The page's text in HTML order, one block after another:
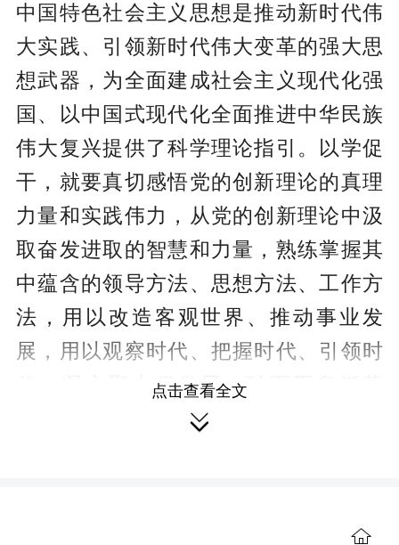
中国特色社会主义思想是推动新时代伟
大实践、引领新时代伟大变革的强大思
想武器，为全面建成社会主义现代化强
国、以中国式现代化全面推进中华民族
伟大复兴提供了科学理论指引。以学促
干，就要真切感悟党的创新理论的真理
力量和实践伟力，从党的创新理论中汲
取奋发进取的智慧和力量，熟练掌握其
中蕴含的领导方法、思想方法、工作方
法，用以改造客观世界、推动事业发
展，用以观察时代、把握时代、引领时
代，凝心聚力促发展，驰而不息抓落
实，立足岗位作贡献，推动中国式现代
政绩观。人民性是马克思主义的本质属
点击查看全文
